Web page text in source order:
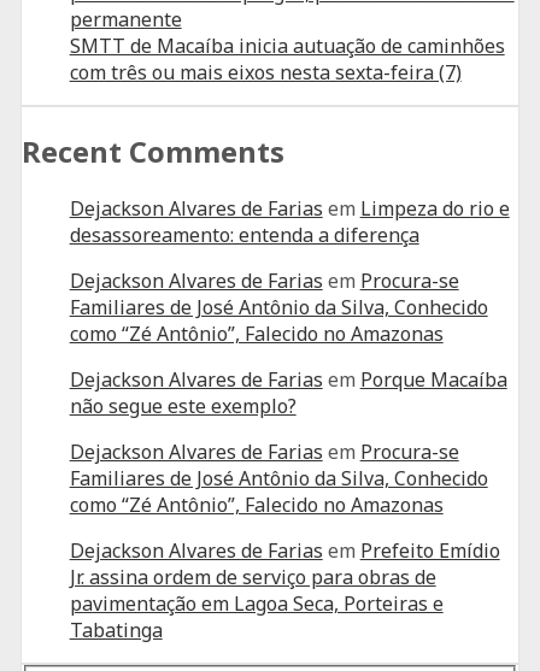
permanente
SMTT de Macaíba inicia autuação de caminhões
com três ou mais eixos nesta sexta-feira (7)
Recent Comments
Dejackson Alvares de Farias em Limpeza do rio e
desassoreamento: entenda a diferença
Dejackson Alvares de Farias em Procura-se
Familiares de José Antônio da Silva, Conhecido
como “Zé Antônio”, Falecido no Amazonas
Dejackson Alvares de Farias em Porque Macaíba
não segue este exemplo?
Dejackson Alvares de Farias em Procura-se
Familiares de José Antônio da Silva, Conhecido
como “Zé Antônio”, Falecido no Amazonas
Dejackson Alvares de Farias em Prefeito Emídio
Jr. assina ordem de serviço para obras de
pavimentação em Lagoa Seca, Porteiras e
Tabatinga